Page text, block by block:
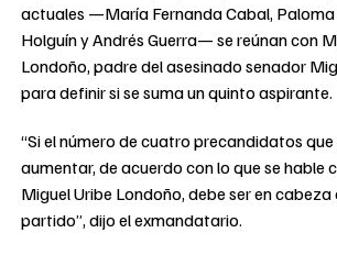
actuales —María Fernanda Cabal,
Holguín y Andrés Guerra— se reúnan con
Londoño, padre del asesinado senador
para definir si se suma un quinto aspirante.
“Si el número de cuatro precandidatos
aumentar, de acuerdo con lo que se hable
Miguel Uribe Londoño, debe ser en
partido”, dijo el exmandatario.